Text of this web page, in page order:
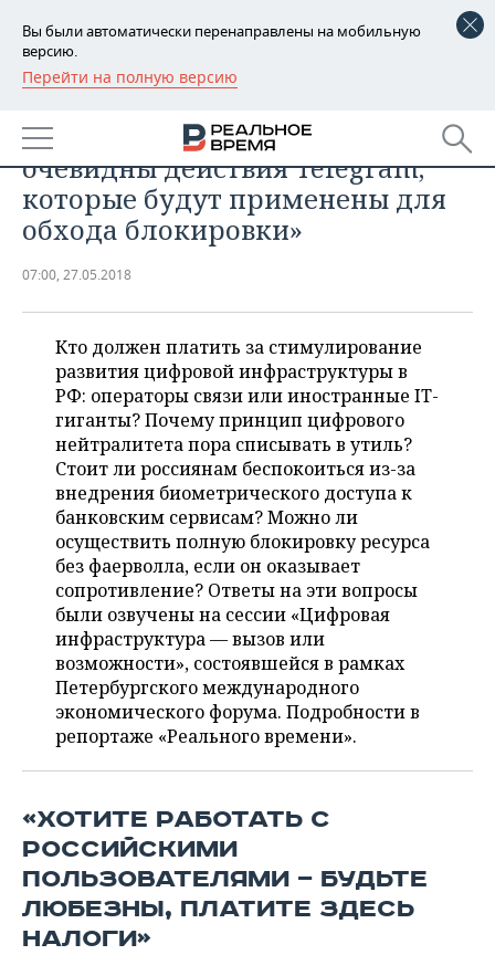
Вы были автоматически перенаправлены на мобильную
версию.
Перейти на полную версию
РЕГИОНЫ
БАШКОРТОСТАН
ТАТАРСТАН
УДМУРТИЯ
НОВОСТИ
АНАЛИТИКА
НОВОСТИ АНАЛИТИКИ
ДЕКЛАРАЦИИ О ДОХОДАХ
ВУЗЫ ТАТАРСТАНА
КОМУ ПРИНАДЛЕЖАТ
ТОРГОВЫЕ ЦЕНТРЫ
ТАТАРСТАНА
ЭКОНОМИКА
НОВОСТИ ЭКОНОМИКИ
БАНКИ
БЮДЖЕТ
ИНВЕСТИЦИИ
ПРОМЫШЛЕННОСТЬ
ПРОМЫШЛЕННОСТИ
АГРОПРОМ
МАШИНОСТРОЕНИЕ
НЕФТЕХИМИЯ
НЕФТЬ
ОПК
ЭНЕРГЕТИКА
НОВОСТИ НЕДВИЖИМОСТИ
АВТО
НОВОСТИ АВТО
БИЗНЕС
НОВОСТИ БИЗНЕСА
РОЗНИЧНАЯ ТОРГОВЛЯ
ТРАНСПОРТ
УСЛУГИ
ТЕХНОЛОГИИ
НОВОСТИ ТЕХНОЛОГИЙ
МЕДИА
ТЕЛЕКОММУНИКАЦИИ
МЕРОПРИЯТИЯ
НОВОСТИ МЕРОПРИЯТИЙ
ВЫЕЗДНАЯ РЕДАКЦИЯ
БИЗНЕС-БРАНЧИ
ONLINE-КОНФЕРЕНЦИИ
СПОРТ
НОВОСТИ СПОРТА
ФУТБОЛ
ХОККЕЙ
ВОЛЕЙБОЛ
КИБЕРСПОРТ
ФИГУРНОЕ КАТАНИЕ
ОБЩЕСТВО
НОВОСТИ ОБЩЕСТВА
ВЛАСТЬ
ИСТОРИЯ
КУЛЬТУРА
МЕДИЦИНА
ФОТОГАЛЕРЕЯ
СЮЖЕТЫ
СПИСОК ПЕРСОН
СПИСОК КОМПАНИЙ
ПОЛНАЯ ВЕРСИЯ
Александр Жаров: «Нам
очевидны действия Telegram,
которые будут применены для
обхода блокировки»
07:00, 27.05.2018
Кто должен платить за стимулирование
развития цифровой инфраструктуры в
РФ: операторы связи или иностранные IT-
гиганты? Почему принцип цифрового
нейтралитета пора списывать в утиль?
Стоит ли россиянам беспокоиться из-за
внедрения биометрического доступа к
банковским сервисам? Можно ли
осуществить полную блокировку ресурса
без фаерволла, если он оказывает
сопротивление? Ответы на эти вопросы
были озвучены на сессии «Цифровая
инфраструктура — вызов или
возможности», состоявшейся в рамках
Петербургского международного
экономического форума. Подробности в
репортаже «Реального времени».
«ХОТИТЕ РАБОТАТЬ С
РОССИЙСКИМИ
ПОЛЬЗОВАТЕЛЯМИ — БУДЬТЕ
ЛЮБЕЗНЫ, ПЛАТИТЕ ЗДЕСЬ
НАЛОГИ»